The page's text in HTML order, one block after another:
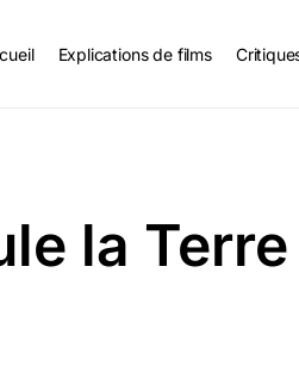
Explications de films
la